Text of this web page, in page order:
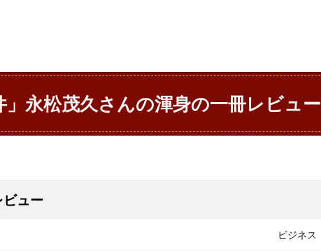
」永松茂久さんの渾身の一冊レビュー
ュー
ビジネス